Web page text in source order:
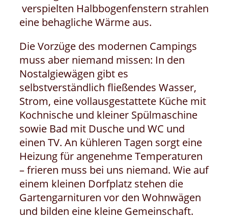
verspielten Halbbogenfenstern strahlen
eine behagliche Wärme aus.
Die Vorzüge des modernen Campings
muss aber niemand missen: In den
Nostalgiewägen gibt es
selbstverständlich fließendes Wasser,
Strom, eine vollausgestattete Küche mit
Kochnische und kleiner Spülmaschine
sowie Bad mit Dusche und WC und
einen TV. An kühleren Tagen sorgt eine
Heizung für angenehme Temperaturen
– frieren muss bei uns niemand. Wie auf
einem kleinen Dorfplatz stehen die
Gartengarnituren vor den Wohnwägen
und bilden eine kleine Gemeinschaft.